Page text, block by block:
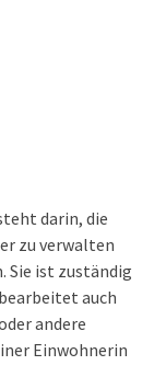
darin, die
zu verwalten
Sie ist zuständig
auch
andere
Einwohnerin